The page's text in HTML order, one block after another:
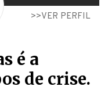
VER PERFIL
é a
de crise.